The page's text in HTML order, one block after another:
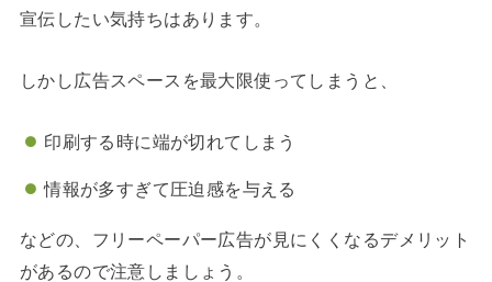
宣伝したい気持ちはあります。
しかし広告スペースを最大限使ってしまうと、
印刷する時に端が切れてしまう
情報が多すぎて圧迫感を与える
などの、フリーペーパー広告が見にくくなるデメリット
があるので注意しましょう。